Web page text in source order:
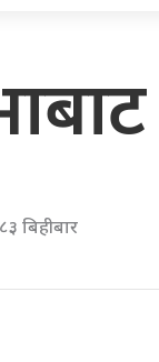
बिहीबार